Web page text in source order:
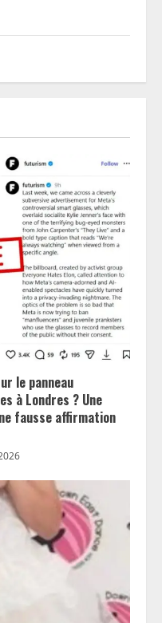
le panneau
à Londres ? Une
fausse affirmation